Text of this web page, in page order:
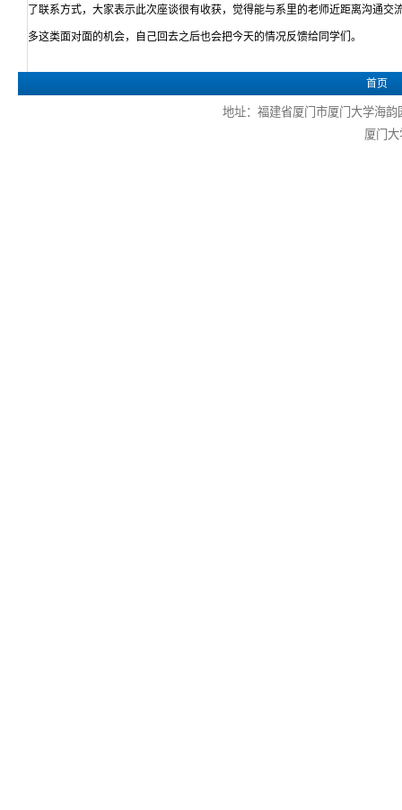
了联系方式，大家表示此次座谈很有收获，觉得能与系里的老师近距离沟通
多这类面对面的机会，自己回去之后也会把今天的情况反馈给同学们。
首页
地址：福建省厦门市厦门大学海
厦门